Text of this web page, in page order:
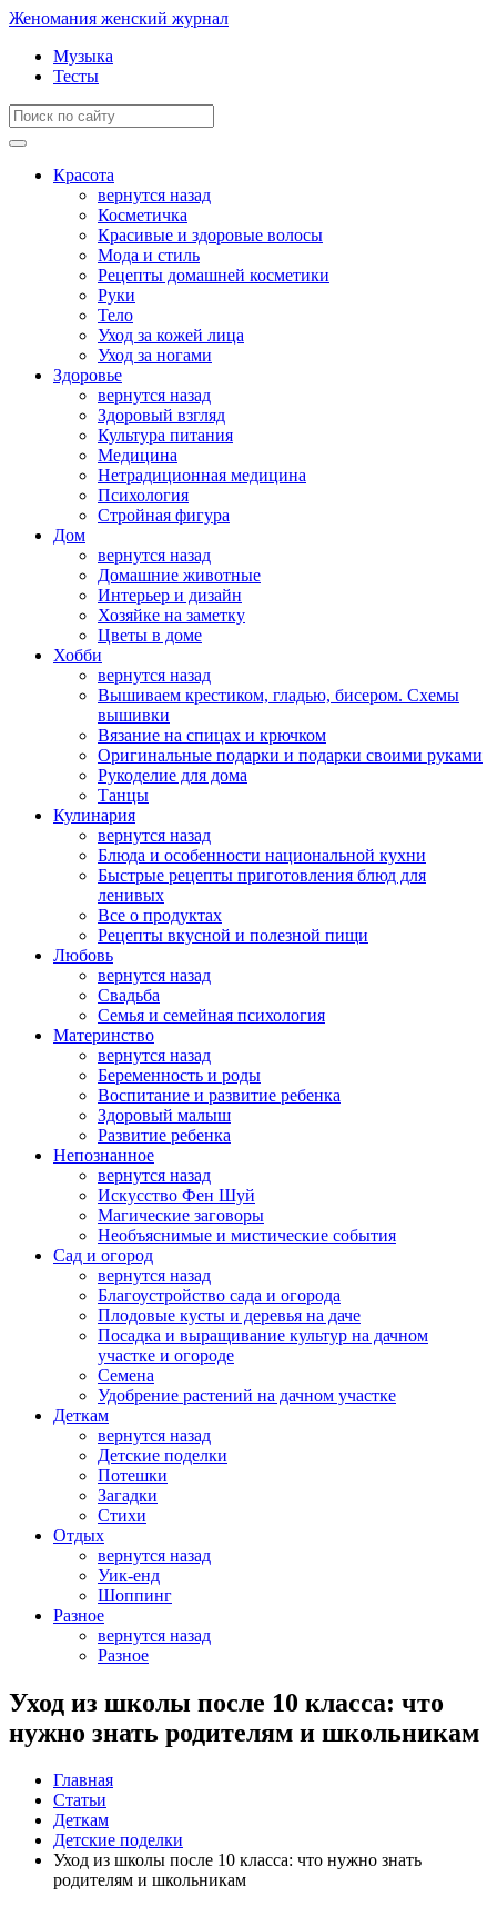
Женомания женский журнал
Музыка
Тесты
Красота
вернутся назад
Косметичка
Красивые и здоровые волосы
Мода и стиль
Рецепты домашней косметики
Руки
Тело
Уход за кожей лица
Уход за ногами
Здоровье
вернутся назад
Здоровый взгляд
Культура питания
Медицина
Нетрадиционная медицина
Психология
Стройная фигура
Дом
вернутся назад
Домашние животные
Интерьер и дизайн
Хозяйке на заметку
Цветы в доме
Хобби
вернутся назад
Вышиваем крестиком, гладью, бисером. Схемы
вышивки
Вязание на спицах и крючком
Оригинальные подарки и подарки своими руками
Рукоделие для дома
Танцы
Кулинария
вернутся назад
Блюда и особенности национальной кухни
Быстрые рецепты приготовления блюд для
ленивых
Все о продуктах
Рецепты вкусной и полезной пищи
Любовь
вернутся назад
Свадьба
Семья и семейная психология
Материнство
вернутся назад
Беременность и роды
Воспитание и развитие ребенка
Здоровый малыш
Развитие ребенка
Непознанное
вернутся назад
Искусство Фен Шуй
Магические заговоры
Необъяснимые и мистические события
Сад и огород
вернутся назад
Благоустройство сада и огорода
Плодовые кусты и деревья на даче
Посадка и выращивание культур на дачном
участке и огороде
Семена
Удобрение растений на дачном участке
Деткам
вернутся назад
Детские поделки
Потешки
Загадки
Стихи
Отдых
вернутся назад
Уик-енд
Шоппинг
Разное
вернутся назад
Разное
Уход из школы после 10 класса: что
нужно знать родителям и школьникам
Главная
Статьи
Деткам
Детские поделки
Уход из школы после 10 класса: что нужно знать
родителям и школьникам